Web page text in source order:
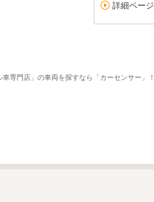
詳細ページ
門店」の車両を探すなら「カーセンサー」！